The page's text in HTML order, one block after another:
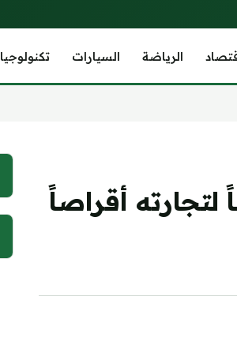
الرياضة السيارات تكنولوجيا
أقراصاً